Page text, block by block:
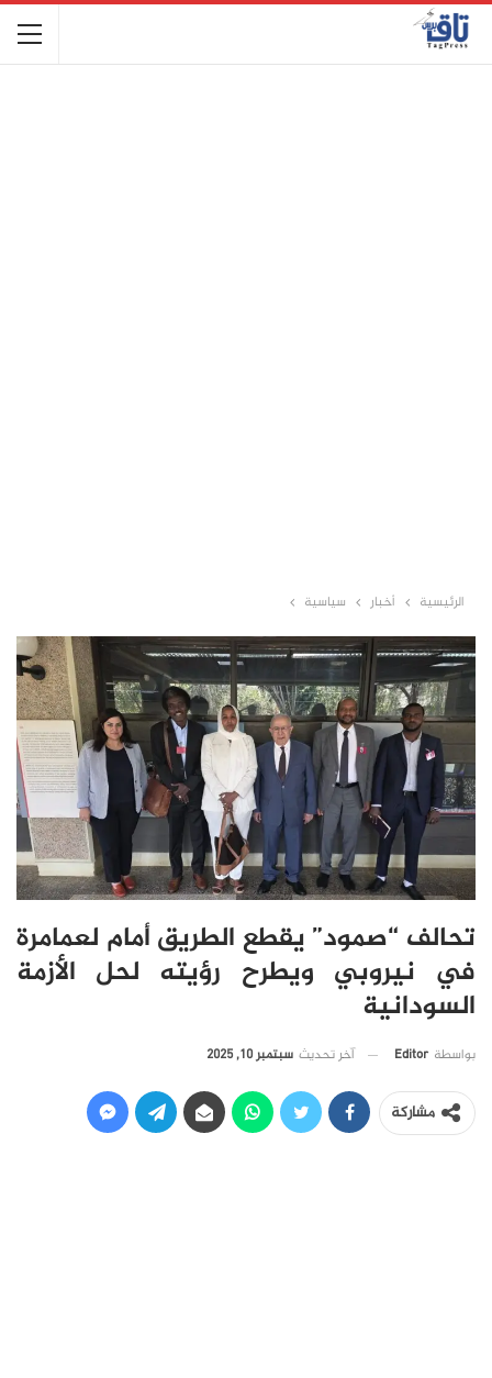
الرئيسية أخبار سياسية
تحالف “صمود” يقطع الطريق أمام لعمامرة
في نيروبي ويطرح رؤيته لحل الأزمة
السودانية
بواسطة Editor آخر تحديث سبتمبر 10, 2025
مشاركة